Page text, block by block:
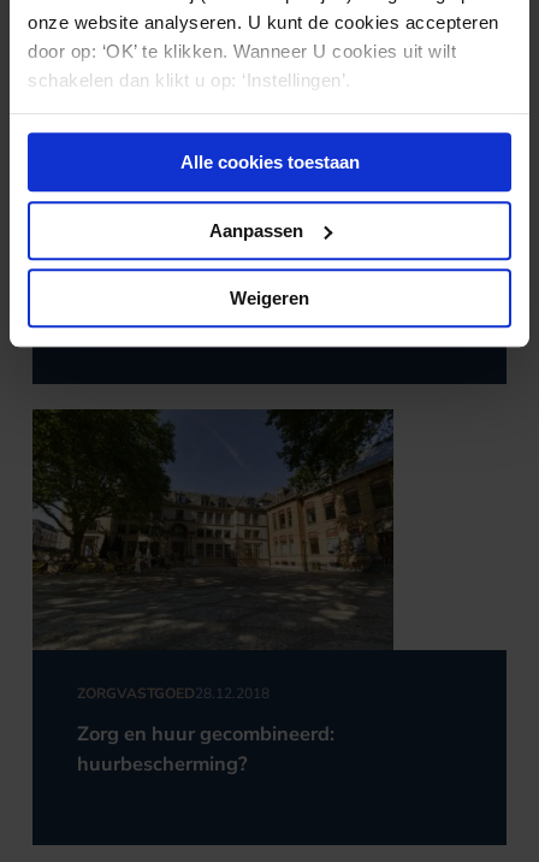
onze website analyseren. U kunt de cookies accepteren
door op: ‘OK’ te klikken. Wanneer U cookies uit wilt
schakelen dan klikt u op: ‘Instellingen’.
Alle cookies toestaan
Aanpassen
Weigeren
20.01.2023
Beleidsregel vervreemding onroerende
zaken aangepast
ZORGVASTGOED28.12.2018
Zorg en huur gecombineerd:
huurbescherming?